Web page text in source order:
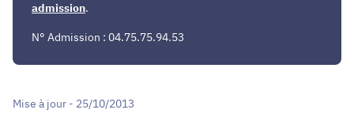
admission.
N° Admission : 04.75.75.94.53
Mise à jour - 25/10/2013